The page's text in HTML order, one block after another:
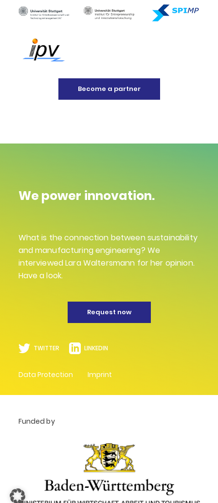
Become a partner
We power innovation.
What is the connection between sustainability
and manufacturing engineering? We
interviewed Lara Waltersmann for her opinion.
Have a look.
Request now
TWITTER LINKEDIN
Data Protection Imprint
Funded by